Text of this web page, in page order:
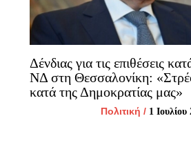
Δένδιας για τις επιθέσεις
ΝΔ στη Θεσσαλονίκη:
κατά της Δημοκρατίας μας»
Πολιτική / 1 Ιουλίου